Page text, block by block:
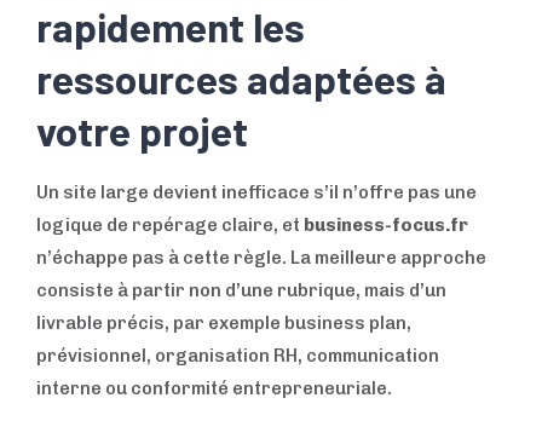
rapidement les
ressources adaptées à
votre projet
Un site large devient inefficace s’il n’offre pas une
logique de repérage claire, et business-focus.fr
n’échappe pas à cette règle. La meilleure approche
consiste à partir non d’une rubrique, mais d’un
livrable précis, par exemple business plan,
prévisionnel, organisation RH, communication
interne ou conformité entrepreneuriale.